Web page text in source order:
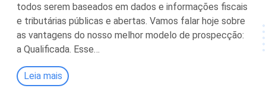
todos serem baseados em dados e informações fiscais
e tributárias públicas e abertas. Vamos falar hoje sobre
as vantagens do nosso melhor modelo de prospecção:
a Qualificada. Esse…
Leia mais